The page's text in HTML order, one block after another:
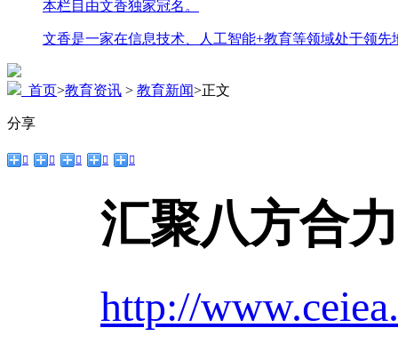
本栏目由文香独家冠名。
文香是一家在信息技术、人工智能+教育等领域处于领
首页>教育资讯 > 教育新闻>正文
分享
    
汇聚八方合
http://